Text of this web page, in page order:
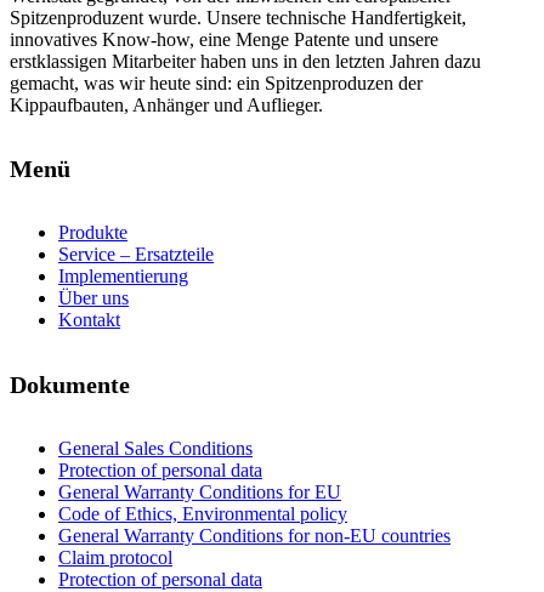
Spitzenproduzent wurde. Unsere technische Handfertigkeit,
innovatives Know-how, eine Menge Patente und unsere
erstklassigen Mitarbeiter haben uns in den letzten Jahren dazu
gemacht, was wir heute sind: ein Spitzenproduzen der
Kippaufbauten, Anhänger und Auflieger.
Menü
Produkte
Service – Ersatzteile
Implementierung
Über uns
Kontakt
Dokumente
General Sales Conditions
Protection of personal data
General Warranty Conditions for EU
Code of Ethics, Environmental policy
General Warranty Conditions for non-EU countries
Claim protocol
Protection of personal data